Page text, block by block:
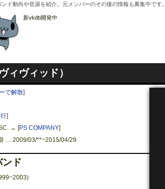
ド動向や音源を紹介。元メンバーのその後の情報も募集中です。
新vkdb開発中
ィヴィッド）
で解散]
]
→ [PS COMPANY]
… 2009/03/**~2015/04/29
ンド